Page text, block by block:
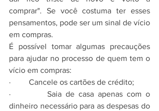
comprar". Se você costuma ter esses
pensamentos, pode ser um sinal de vício
em compras.
É possível tomar algumas precauções
para ajudar no processo de quem tem o
vício em compras:
·         Cancele os cartões de crédito;
·         Saia de casa apenas com o
dinheiro necessário para as despesas do